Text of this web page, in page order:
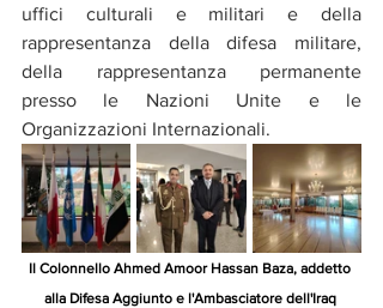
uffici culturali e militari e della
rappresentanza della difesa militare,
della rappresentanza permanente
presso le Nazioni Unite e le
Organizzazioni Internazionali.
Il Colonnello Ahmed Amoor Hassan Baza, addetto
alla Difesa Aggiunto e l'Ambasciatore dell'Iraq